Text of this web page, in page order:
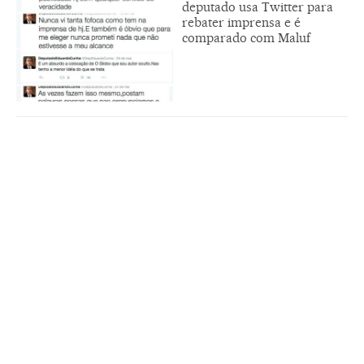
deputado usa Twitter para
rebater imprensa e é
comparado com Maluf